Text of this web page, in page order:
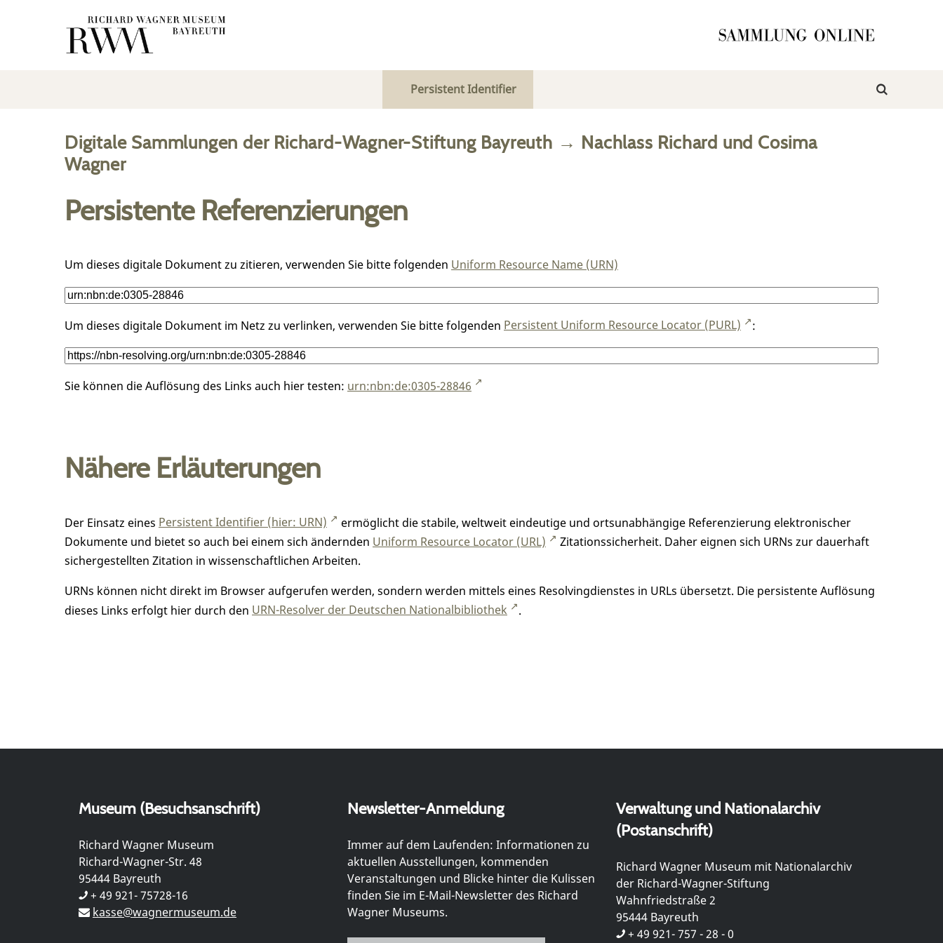
Persistent Identifier
Digitale Sammlungen der Richard-Wagner-Stiftung Bayreuth → Nachlass Richard und Cosima
Wagner
Persistente Referenzierungen
Um dieses digitale Dokument zu zitieren, verwenden Sie bitte folgenden Uniform Resource Name (URN)
Um dieses digitale Dokument im Netz zu verlinken, verwenden Sie bitte folgenden Persistent Uniform Resource Locator (PURL) :
Sie können die Auflösung des Links auch hier testen: urn:nbn:de:0305-28846
Nähere Erläuterungen
Der Einsatz eines Persistent Identifier (hier: URN)
ermöglicht die stabile, weltweit eindeutige und ortsunabhängige Referenzierung elektronischer
Dokumente und bietet so auch bei einem sich ändernden Uniform Resource Locator (URL)
Zitationssicherheit. Daher eignen sich URNs zur dauerhaft
sichergestellten Zitation in wissenschaftlichen Arbeiten.
URNs können nicht direkt im Browser aufgerufen werden, sondern werden mittels eines Resolvingdienstes in URLs übersetzt. Die persistente Auflösung
dieses Links erfolgt hier durch den URN-Resolver der Deutschen Nationalbibliothek .
Museum (Besuchsanschrift)
Richard Wagner Museum
Richard-Wagner-Str. 48
95444 Bayreuth
+ 49 921- 75728-16
kasse@wagnermuseum.de
Newsletter-Anmeldung
Immer auf dem Laufenden: Informationen zu
aktuellen Ausstellungen, kommenden
Veranstaltungen und Blicke hinter die Kulissen
finden Sie im E-Mail-Newsletter des Richard
Wagner Museums.
Verwaltung und Nationalarchiv
(Postanschrift)
Richard Wagner Museum mit Nationalarchiv
der Richard-Wagner-Stiftung
Wahnfriedstraße 2
95444 Bayreuth
+ 49 921- 757 - 28 - 0